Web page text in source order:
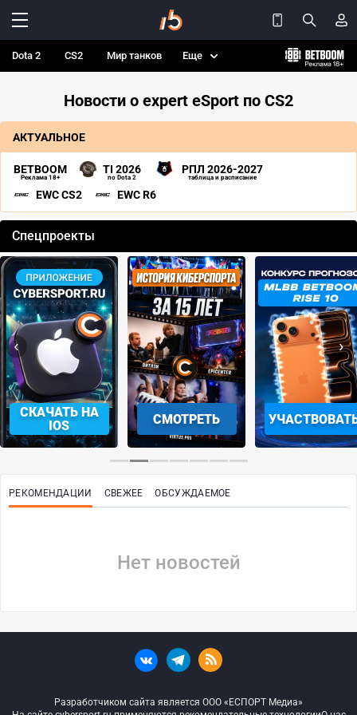
Dota 2 CS2 Мир танков Еще
Новости о expert eSport по CS2
АКТУАЛЬНОЕ
BETBOOM
Реклама 18+
TI 2026
по Dota 2
РПЛ 2026-2027
таблица и расписание
EWC CS2 EWC R6
Спецпроекты
СКАЧАТЬ НА
IOS
СМОТРЕТЬ
‹ ›
РЕКОМЕНДАЦИИ СВЕЖЕЕ ОБСУЖДАЕМОЕ
Нет новостей
Разработчиком сайта является ООО «ЕСПОРТ Медиа»